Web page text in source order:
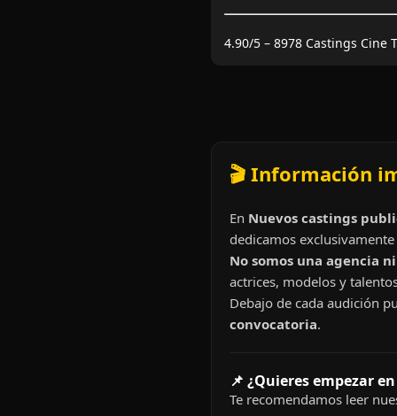
4.90/5 – 8978 Castings Cine
🎬 Información
En Nuevos castings
dedicamos exclusivamente
No somos una agencia
actrices, modelos y
Debajo de cada audición
convocatoria.
📌 ¿Quieres empezar
Te recomendamos leer